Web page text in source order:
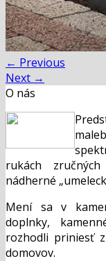
← Previous
Next →
O nás
rukách
nádherné
Mení sa v
doplnky,
rozhodli priniesť
domovov.